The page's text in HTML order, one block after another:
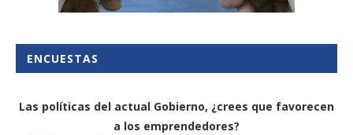
ENCUESTAS
Las políticas del actual Gobierno, ¿crees que favorecen
a los emprendedores?